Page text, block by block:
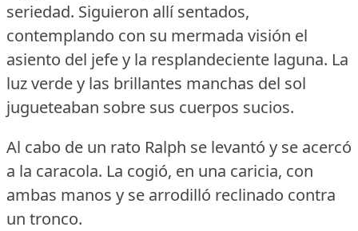
seriedad. Siguieron allí sentados,
contemplando con su mermada visión el
asiento del jefe y la resplandeciente laguna. La
luz verde y las brillantes manchas del sol
jugueteaban sobre sus cuerpos sucios.
Al cabo de un rato Ralph se levantó y se acercó
a la caracola. La cogió, en una caricia, con
ambas manos y se arrodilló reclinado contra
un tronco.